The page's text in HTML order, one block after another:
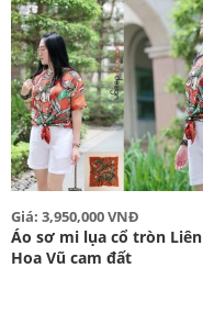
Giá: 3,950,000 VNĐ
Áo sơ mi lụa cổ tròn Liên
Hoa Vũ cam đất